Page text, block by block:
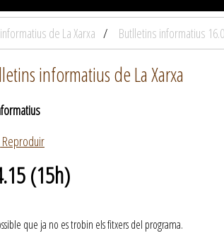
de La Xarxa Butlletins informatius
informatius de La Xarxa
Reproduir
(15h)
que ja no es trobin els fitxers del programa.